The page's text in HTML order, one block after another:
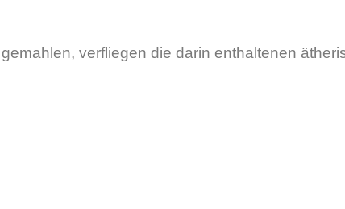
verfliegen die darin enthaltenen